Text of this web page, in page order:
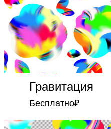
Гравитация
Бесплатно₽